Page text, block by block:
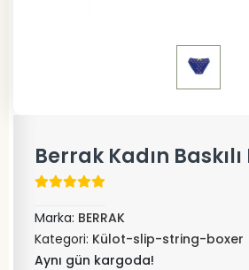
Berrak Kadın Baskılı
Marka: BERRAK
Kategori: Külot-slip-string-boxer
Aynı gün kargoda!